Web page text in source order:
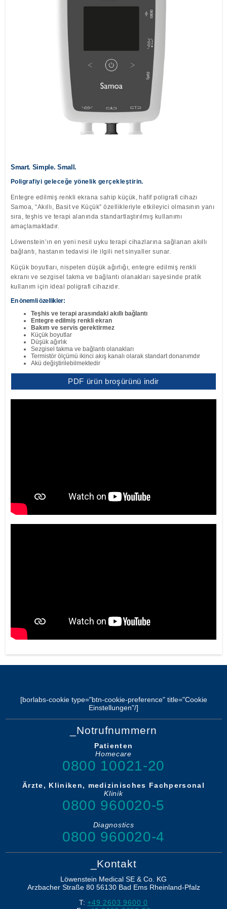
Löwenstein Medical Manufacturing
Löwenstein Medical Technology
Löwenstein Medical Innovation
Smart. Simple. Small.
Poligrafiyi geleceğe yönelik gerçekleştirin.
Entegre edilmiş renkli ekrana sahip küçük, hafif poligrafi cihazı
Samoa, “Akıllı, Basit ve Küçük” özellikleriyle etkileyici olmasının yanı
sıra, teşhis ve terapi alanında standartlaştırılmış kullanımı
amaçlamaktadır.
Löwenstein’ın en yeni nesil uyku terapi cihazlarına sağlanan akıllı
bağlantı, hastanın tedavisi ile ilgili net sinyaller sunar.
Küçük boyutları, nispeten düşük ağırlığı, entegre edilmiş renkli
ekranı ve sezgisel takma ve bağlantı olanakları sayesinde pratik
kullanım için ideal poligrafi cihazıdır.
En önemli özellikler:
Teşhis ve terapi arasındaki akıllı bağlantı
Entegre edilmiş renkli ekran
Bakım ve servis gerektirmez
Küçük boyutlar
Düşük ağırlık
Sezgisel takma ve bağlantı olanakları
Termistör ölçümü ikinci akış kanalı olarak standart donanımdır
Akü değiştirilebilmektedir
PDF ürün broşürünü indir
[borlabs-cookie type="btn-cookie-preference" title="Cookie
Einstellungen"/]
_Notrufnummern
Patienten
Homecare
0800 10021-20
Ärzte, Kliniken, medizinisches Fachpersonal
Klinik
0800 960020-5
Diagnostics
0800 960020-4
_Kontakt
Löwenstein Medical SE & Co. KG
Arzbacher Straße 80 56130 Bad Ems Rheinland-Pfalz
T: +49 2603 9600 0